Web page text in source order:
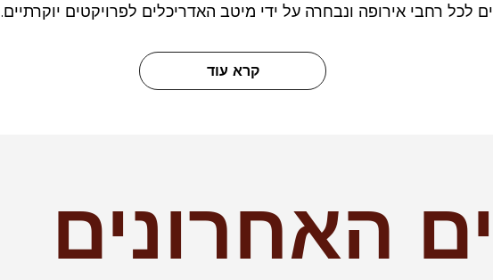
רחבי אירופה ונבחרה על ידי מיטב האדריכלים לפרויקטים יוקרתיים.
קרא עוד
האחרונים